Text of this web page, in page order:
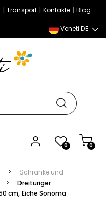
| Transport | Kontakte | Blog
Veneti DE
0 0
Schränke und
Dreitüriger
cm, Eiche Sonoma